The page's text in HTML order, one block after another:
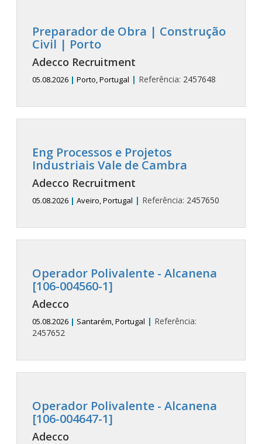
Preparador de Obra | Construção
Civil | Porto
Adecco Recruitment
05.08.2026 | Porto, Portugal | Referência: 2457648
Eng Processos e Projetos
Industriais Vale de Cambra
Adecco Recruitment
05.08.2026 | Aveiro, Portugal | Referência: 2457650
Operador Polivalente - Alcanena
[106-004560-1]
Adecco
05.08.2026 | Santarém, Portugal | Referência:
2457652
Operador Polivalente - Alcanena
[106-004647-1]
Adecco